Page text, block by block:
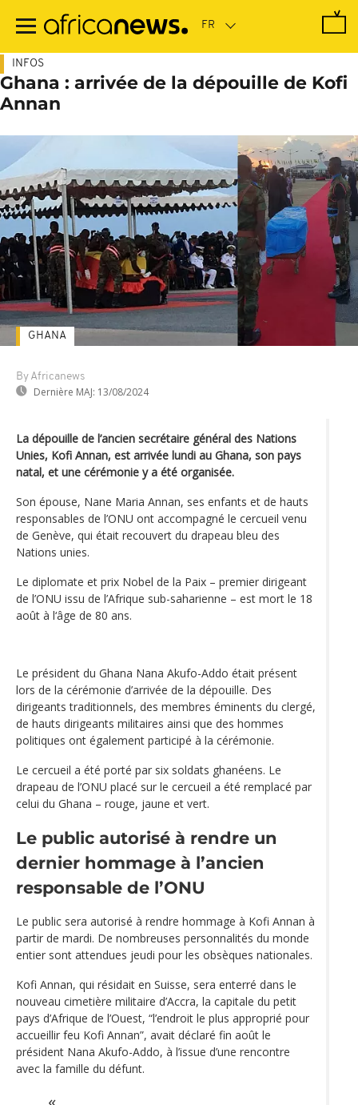
contenu
INFOS
Ghana : arrivée de la dépouille de Kofi
Annan
By Africanews
Dernière MAJ: 13/08/2024
GHANA
La dépouille de l’ancien secrétaire général des Nations
Unies, Kofi Annan, est arrivée lundi au Ghana, son pays
natal, et une cérémonie y a été organisée.
Son épouse, Nane Maria Annan, ses enfants et de hauts
responsables de l’ONU ont accompagné le cercueil venu
de Genève, qui était recouvert du drapeau bleu des
Nations unies.
Le diplomate et prix Nobel de la Paix – premier dirigeant
de l’ONU issu de l’Afrique sub-saharienne – est mort le 18
août à l‘âge de 80 ans.
Le président du Ghana Nana Akufo-Addo était présent
lors de la cérémonie d’arrivée de la dépouille. Des
dirigeants traditionnels, des membres éminents du clergé,
de hauts dirigeants militaires ainsi que des hommes
politiques ont également participé à la cérémonie.
Le cercueil a été porté par six soldats ghanéens. Le
drapeau de l’ONU placé sur le cercueil a été remplacé par
celui du Ghana – rouge, jaune et vert.
Le public autorisé à rendre un
dernier hommage à l’ancien
responsable de l’ONU
Le public sera autorisé à rendre hommage à Kofi Annan à
partir de mardi. De nombreuses personnalités du monde
entier sont attendues jeudi pour les obsèques nationales.
Kofi Annan, qui résidait en Suisse, sera enterré dans le
nouveau cimetière militaire d’Accra, la capitale du petit
pays d’Afrique de l’Ouest, “l’endroit le plus approprié pour
accueillir feu Kofi Annan”, avait déclaré fin août le
président Nana Akufo-Addo, à l’issue d’une rencontre
avec la famille du défunt.